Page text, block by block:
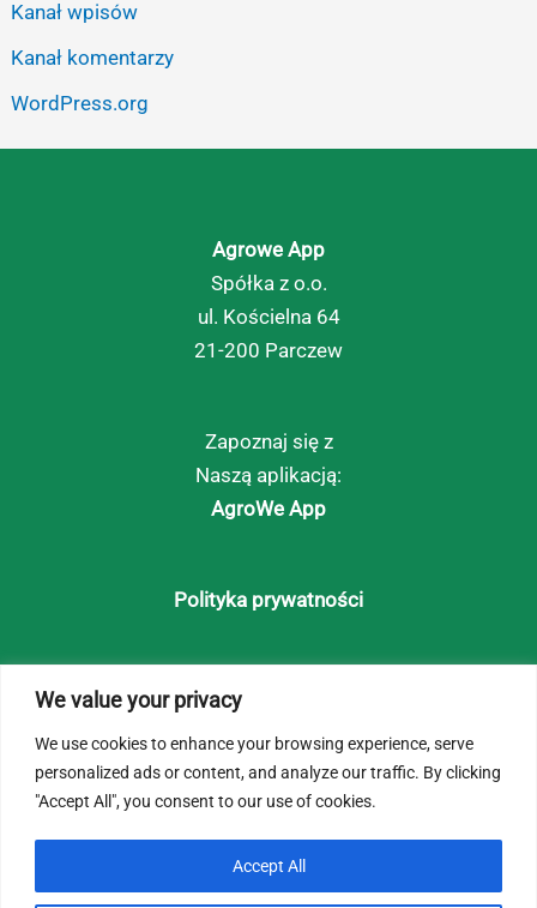
We value your privacy
We use cookies to enhance your browsing experience, serve
personalized ads or content, and analyze our traffic. By clicking
"Accept All", you consent to our use of cookies.
Accept All
Kanał wpisów
Kanał komentarzy
WordPress.org
Agrowe App
Spółka z o.o.
ul. Kościelna 64
21-200 Parczew
Zapoznaj się z
Naszą aplikacją:
AgroWe App
Polityka prywatności
Strona główna
O Nas
Klaster